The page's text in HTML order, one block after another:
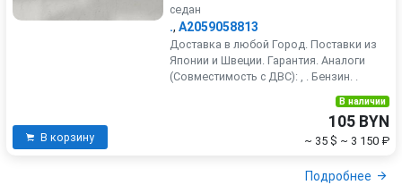
седан
., A2059058813
Доставка в любой Город. Поставки из
Японии и Швеции. Гарантия. Аналоги
(Совместимость с ДВС): , . Бензин. .
В корзину
В наличии
105 BYN
~ 35 $ ~ 3 150 ₽
Подробнее